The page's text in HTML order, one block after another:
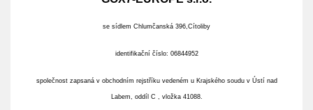
se sídlem Chlumčanská 396,Cítoliby
identifikační číslo: 06844952
společnost zapsaná v obchodním rejstříku vedeném u Krajského soudu v Ústí nad
Labem, oddíl C , vložka 41088.